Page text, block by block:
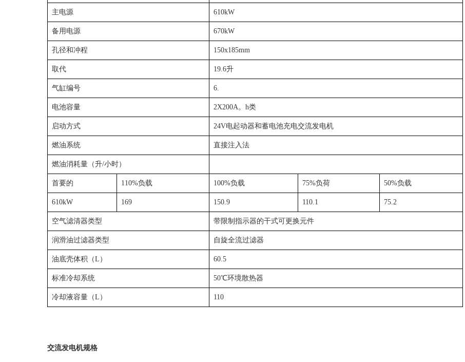
主电源 610kW
备用电源 670kW
孔径和冲程 150x185mm
取代 19.6升
气缸编号 6.
电池容量 2X200A。h类
启动方式 24V电起动器和蓄电池充电交流发电机
燃油系统 直接注入法
燃油消耗量（升/小时）
首要的 110%负载 100%负载 75%负荷 50%负载
610kW 169 150.9 110.1 75.2
空气滤清器类型 带限制指示器的干式可更换元件
润滑油过滤器类型 自旋全流过滤器
油底壳体积（L） 60.5
标准冷却系统 50℃环境散热器
冷却液容量（L） 110
交流发电机规格